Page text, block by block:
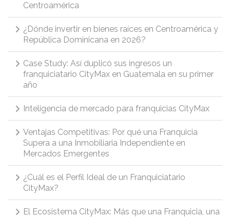
Centroamérica
¿Dónde invertir en bienes raíces en Centroamérica y
República Dominicana en 2026?
Case Study: Así duplicó sus ingresos un
franquiciatario CityMax en Guatemala en su primer
año
Inteligencia de mercado para franquicias CityMax
Ventajas Competitivas: Por qué una Franquicia
Supera a una Inmobiliaria Independiente en
Mercados Emergentes
¿Cuál es el Perfil Ideal de un Franquiciatario
CityMax?
El Ecosistema CityMax: Más que una Franquicia, una